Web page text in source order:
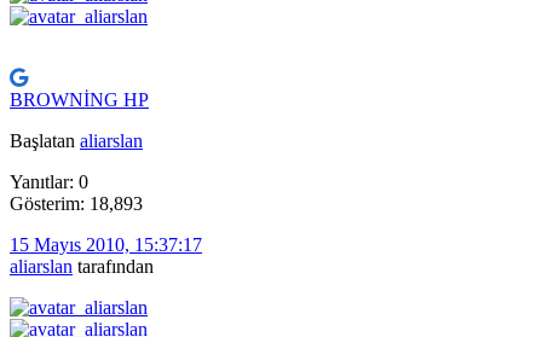
BROWNİNG HP
Başlatan aliarslan
Yanıtlar: 0
Gösterim: 18,893
15 Mayıs 2010, 15:37:17
aliarslan tarafından